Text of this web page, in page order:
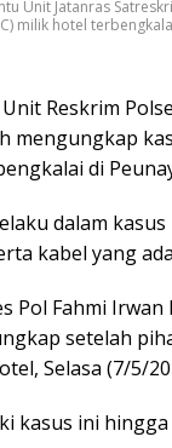
Unit Jatanras
milik hotel
Unit Reskrim
mengungkap
di
dalam
kabel yang
Pol Fahmi
setelah
Selasa (7/5/
kasus ini